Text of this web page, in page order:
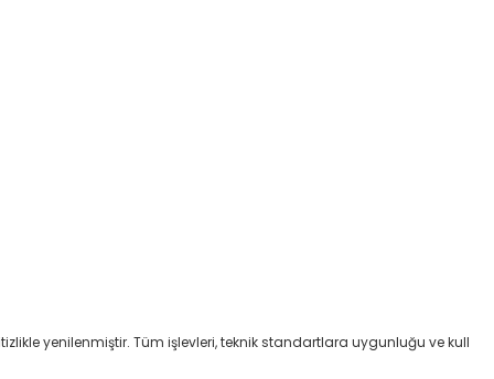
yenilenmiştir. Tüm işlevleri, teknik standartlara uygunluğu ve kull